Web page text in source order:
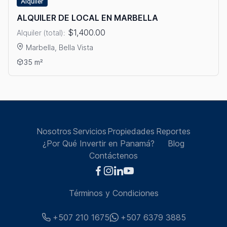
ALQUILER DE LOCAL EN MARBELLA
Alquiler (total): $1,400.00
Marbella, Bella Vista
Ver detalles: ALQUILER DE LOCAL EN MARBELLA
35 m²
Nosotros Servicios Propiedades Reportes
¿Por Qué Invertir en Panamá?
Blog
Contáctenos
Términos y Condiciones
+507 210 1675 +507 6379 3885